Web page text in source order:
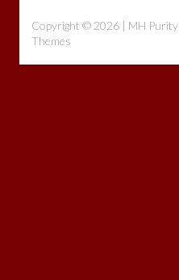
Copyright © 2026 | MH Purity
Themes